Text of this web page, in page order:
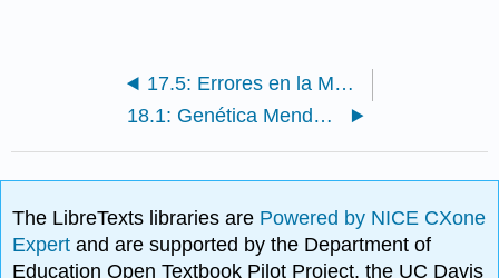
17.5: Errores en la Meiosis
18.1: Genética Mendeliana
The LibreTexts libraries are Powered by NICE CXone
Expertand are supported by the Department of
Education Open Textbook Pilot Project, the UC Davis